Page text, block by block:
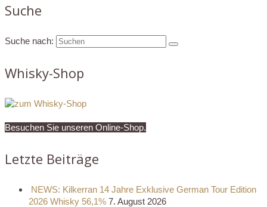
Suche
Suche nach:
Whisky-Shop
Besuchen Sie unseren Online-Shop.
Letzte Beiträge
NEWS: Kilkerran 14 Jahre Exklusive German Tour Edition
2026 Whisky 56,1% 7. August 2026